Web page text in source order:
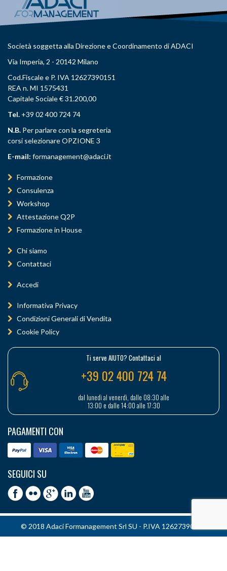
Società soggetta alla Direzione e Coordinamento di ADACI
Via Imperia, 2 - 20142 Milano
Cod.Fiscale e P. IVA 12627390151
REA n. MI 1575431
Capitale Sociale € 31.200,00
Tel. +39 02 400 724 74
N.B. Per parlare con la segreteria
corsi selezionare OPZIONE 3
E-mail: formanagement@adaci.it
Formazione
Consulenza
Workshop
Attestazione Q2P
Formazione in House
Chi siamo
Contattaci
Accedi
Informativa Privacy
Condizioni Generali di Vendita
Cookie Policy
Ti serve AIUTO? Contattaci al
+39 02 400 724 74
dal lunedì al venerdì, dalle 08:30 alle
13:00 e dalle 14:00 alle 17:30
PAGAMENTI CON
SEGUICI SU
© 2018 Adaci Formanagement Srl SU - P.IVA 12627390151